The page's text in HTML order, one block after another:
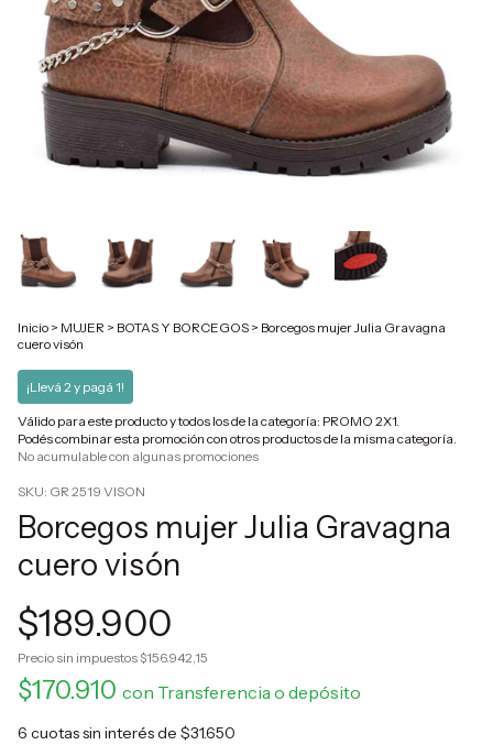
Inicio > MUJER > BOTAS Y BORCEGOS > Borcegos mujer Julia Gravagna
cuero visón
¡Llevá 2 y pagá 1!
Válido para este producto y todos los de la categoría: PROMO 2X1.
Podés combinar esta promoción con otros productos de la misma categoría.
No acumulable con algunas promociones
SKU: GR 2519 VISON
Borcegos mujer Julia Gravagna
cuero visón
$189.900
Precio sin impuestos$156.942,15
$170.910 con Transferencia o depósito
6 cuotas sin interés de $31.650